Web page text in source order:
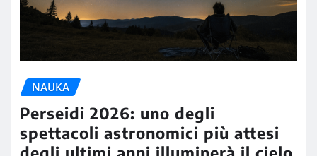
NAUKA
Perseidi 2026: uno degli
spettacoli astronomici più attesi